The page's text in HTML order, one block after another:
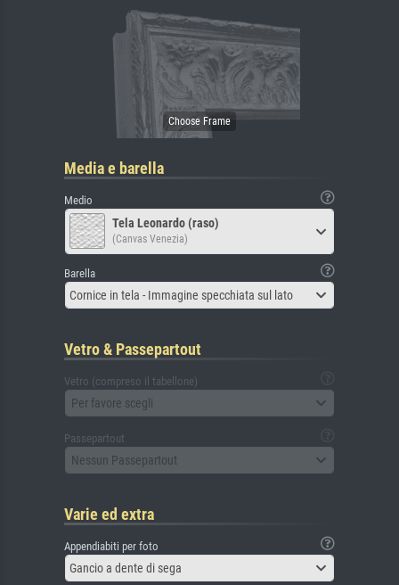
Media e barella
Medio
Tela Leonardo (raso)
(Canvas Venezia)
Barella
Cornice in tela - Immagine specchiata sul lato
Vetro & Passepartout
Vetro (compreso il tabellone)
Per favore scegli
Passepartout
Nessun Passepartout
Varie ed extra
Appendiabiti per foto
Gancio a dente di sega